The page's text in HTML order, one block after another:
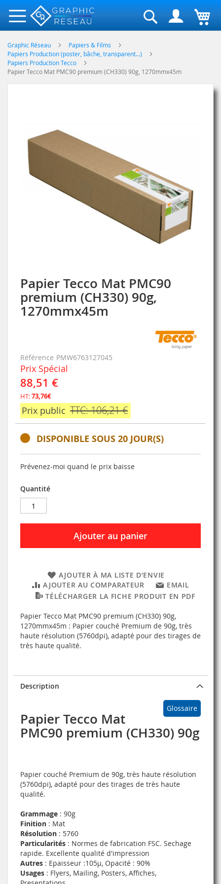
Rechercher
Graphic Réseau
Papiers & Films
Papiers Production (poster, bâche, transparent...)
Papiers Production Tecco
Papier Tecco Mat PMC90 premium (CH330) 90g, 1270mmx45m
Papier Tecco Mat PMC90
premium (CH330) 90g,
1270mmx45m
Référence PMW6763127045
Prix Spécial
88,51 €
HT:73,76€
Prix public TTC: 106,21 €
DISPONIBLE SOUS 20 JOUR(S)
Prévenez-moi quand le prix baisse
Quantité
Ajouter au panier
AJOUTER À MA LISTE D’ENVIE
AJOUTER AU COMPARATEUR
EMAIL
TÉLÉCHARGER LA FICHE PRODUIT EN PDF
Papier Tecco Mat PMC90 premium (CH330) 90g,
1270mmx45m : Papier couché Premium de 90g, très
haute résolution (5760dpi), adapté pour des tirages de
très haute qualité.
the
images
gallery
Skip
to
the
beginning
Description
Glossaire
Papier Tecco Mat
PMC90 premium (CH330) 90g
Papier couché Premium de 90g, très haute résolution
(5760dpi), adapté pour des tirages de très haute
qualité.
Grammage : 90g
Finition : Mat
Résolution : 5760
Particularités : Normes de fabrication FSC. Sechage
rapide. Excellente qualité d'impression
Autres : Epaisseur :105µ, Opacité : 90%
Usages : Flyers, Mailing, Posters, Affiches,